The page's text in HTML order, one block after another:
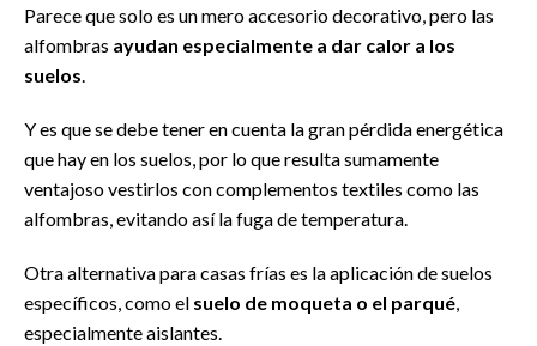
Parece que solo es un mero accesorio decorativo, pero las
alfombras ayudan especialmente a dar calor a los
suelos.
Y es que se debe tener en cuenta la gran pérdida energética
que hay en los suelos, por lo que resulta sumamente
ventajoso vestirlos con complementos textiles como las
alfombras, evitando así la fuga de temperatura.
Otra alternativa para casas frías es la aplicación de suelos
específicos, como el suelo de moqueta o el parqué,
especialmente aislantes.